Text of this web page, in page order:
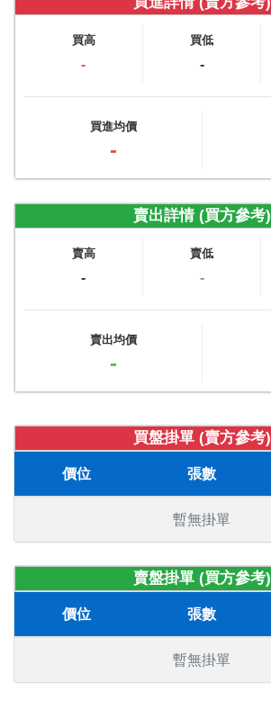
買高
-
買低
-
買進均價
-
賣出詳情 (買方參考)
賣高
-
賣低
-
賣出均價
-
買盤掛單 (賣方參考)
價位 張數
暫無掛單
賣盤掛單 (買方參考)
價位 張數
暫無掛單